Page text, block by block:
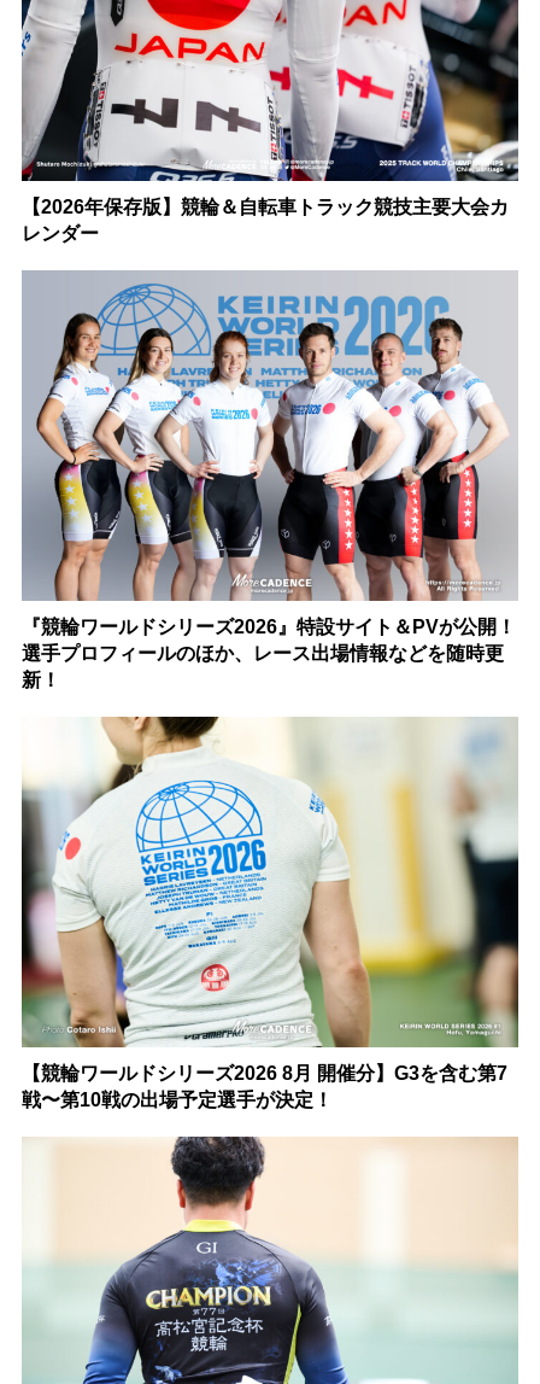
【2026年保存版】競輪＆自転車トラック競技主要大会カ
レンダー
『競輪ワールドシリーズ2026』特設サイト＆PVが公開！
選手プロフィールのほか、レース出場情報などを随時更
新！
【競輪ワールドシリーズ2026 8月 開催分】G3を含む第7
戦〜第10戦の出場予定選手が決定！